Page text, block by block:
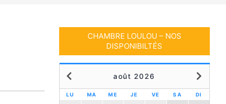
CHAMBRE LOULOU – NOS
DISPONIBILTÉS
août 2026
LU MA ME JE VE SA DI